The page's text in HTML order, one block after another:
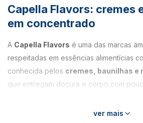
Capella Flavors: cremes
em concentrado
A Capella Flavors é uma das marcas
respeitadas em essências alimentícias
conhecida pelos cremes, baunilhas e
que entregam doçura e corpo com
estoque no Brasil e envio para todo o
ver mais